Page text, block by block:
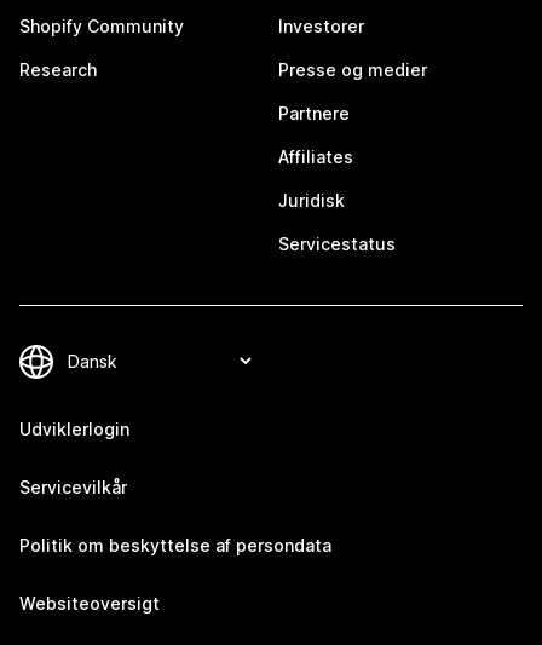
Shopify Community
Research
Investorer
Presse og medier
Partnere
Affiliates
Juridisk
Servicestatus
Udviklerlogin
Servicevilkår
Politik om beskyttelse af persondata
Websiteoversigt